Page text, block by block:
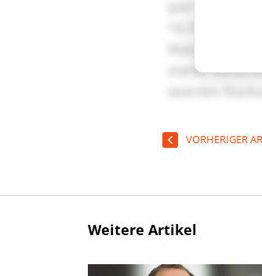
VORHERIGER
Weitere Artikel